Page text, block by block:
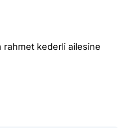
rahmet kederli ailesine